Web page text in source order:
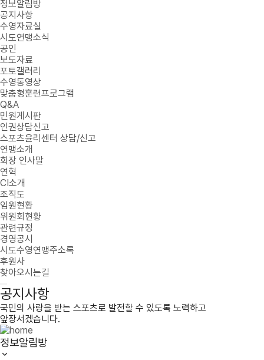
정보알림방
공지사항
수영자료실
시도연맹소식
공인
보도자료
포토갤러리
수영동영상
맞춤형훈련프로그램
Q&A
민원게시판
인권상담신고
스포츠윤리센터 상담/신고
연맹소개
회장 인사말
연혁
CI소개
조직도
임원현황
위원회현황
관련규정
경영공시
시도수영연맹주소록
후원사
찾아오시는길
공지사항
국민의 사랑을 받는 스포츠로 발전할 수 있도록 노력하고
앞장서겠습니다.
정보알림방